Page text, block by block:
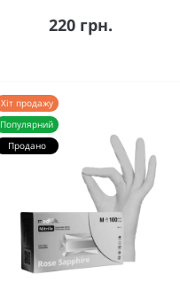
220 грн.
Хіт продажу
Популярний
Продано